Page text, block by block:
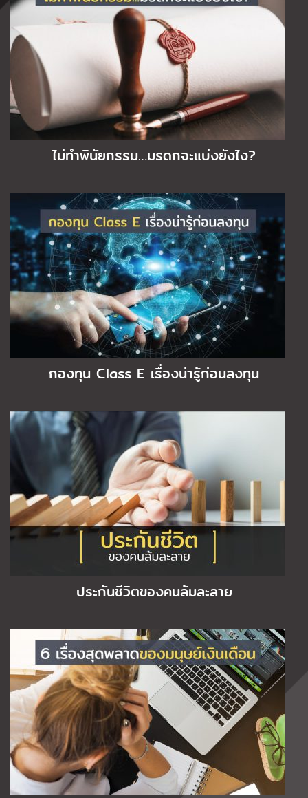
ไม่ทำพินัยกรรม…มรดกจะแบ่งยังไง?
กองทุน Class E เรื่องน่ารู้ก่อนลงทุน
ประกันชีวิตของคนล้มละลาย